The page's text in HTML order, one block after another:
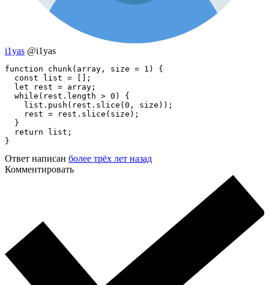
i1yas @i1yas
function chunk(array, size = 1) {
  const list = [];
  let rest = array;
  while(rest.length > 0) {
    list.push(rest.slice(0, size));
    rest = rest.slice(size);
  }
  return list;
}
Ответ написан более трёх лет назад
Комментировать